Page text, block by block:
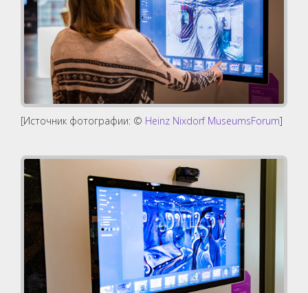
[Источник фотографии: © Heinz Nixdorf MuseumsForum]